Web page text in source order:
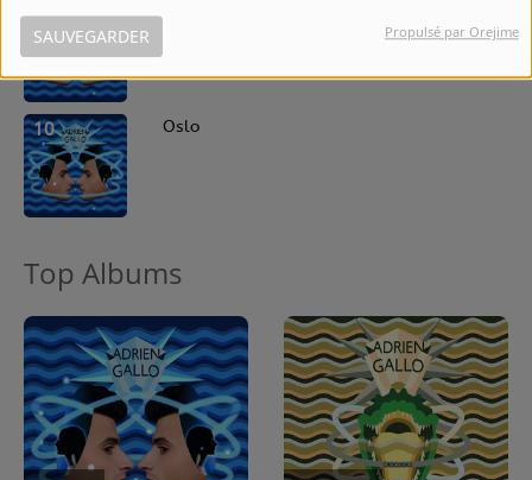
SAUVEGARDER Propulsé par Orejime
9
10 Oslo
Top Albums